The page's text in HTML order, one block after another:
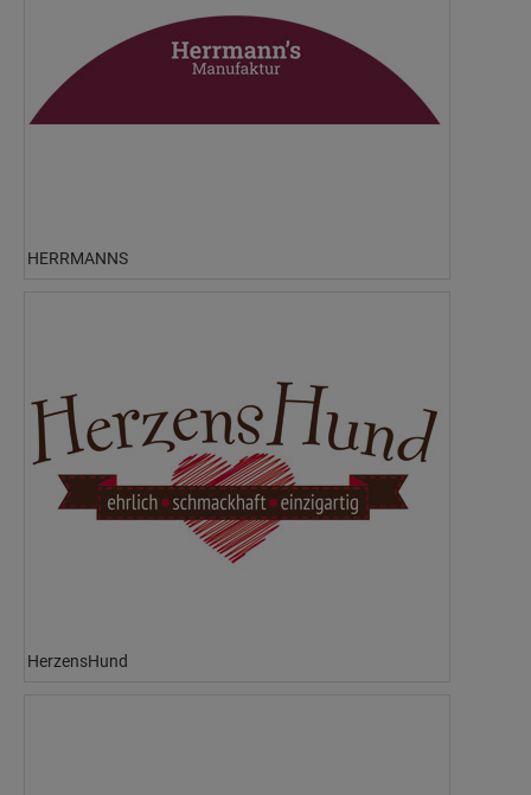
HERRMANNS
HerzensHund